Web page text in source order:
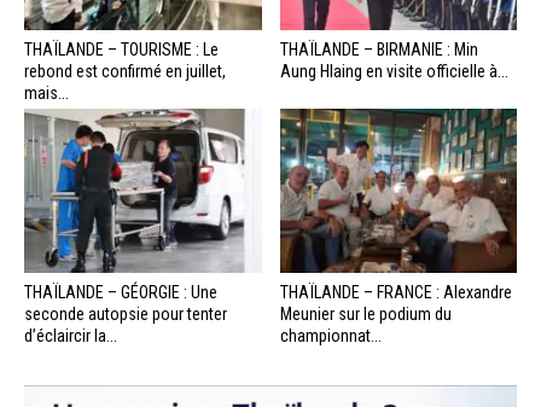
THAÏLANDE – TOURISME : Le
rebond est confirmé en juillet,
mais...
THAÏLANDE – BIRMANIE : Min
Aung Hlaing en visite officielle à...
THAÏLANDE – GÉORGIE : Une
seconde autopsie pour tenter
d’éclaircir la...
THAÏLANDE – FRANCE : Alexandre
Meunier sur le podium du
championnat...